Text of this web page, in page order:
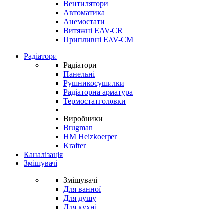
Вентилятори
Автоматика
Анемостати
Витяжні EAV-CR
Припливні EAV-CM
Радіатори
Радіатори
Панельні
Рушникосушилки
Радіаторна арматура
Термостатголовки
Виробники
Brugman
HM Heizkoerper
Krafter
Каналізація
Змішувачі
Змішувачі
Для ванної
Для душу
Для кухні